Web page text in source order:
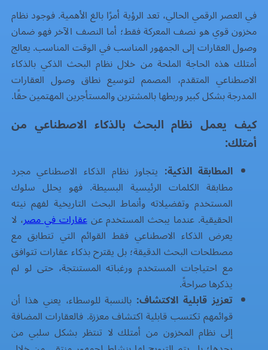
في العصر الرقمي الحالي، تعد الرؤية أمرًا بالغ الأهمية. فوجود نظام
مخزون قوي هو نصف المعركة فقط؛ أما النصف الآخر فهو ضمان
وصول العقارات إلى الجمهور المناسب في الوقت المناسب. يعالج
أمتلك هذه الحاجة الملحة من خلال نظام البحث الذكي بالذكاء
الاصطناعي المتقدم، المصمم لتوسيع نطاق وصول العقارات
المدرجة بشكل كبير وربطها بالمشترين والمستأجرين المهتمين حقًا.
كيف يعمل نظام البحث بالذكاء الاصطناعي من
أمتلك:
المطابقة الذكية: يتجاوز نظام الذكاء الاصطناعي مجرد
مطابقة الكلمات الرئيسية البسيطة. فهو يحلل سلوك
المستخدم وتفضيلاته وأنماط البحث التاريخية لفهم نيته
الحقيقية. عندما يبحث المستخدم عنعقارات في مصر، لا
يعرض الذكاء الاصطناعي فقط القوائم التي تتطابق مع
مصطلحات البحث الدقيقة؛ بل يقترح بذكاء عقارات تتوافق
مع احتياجات المستخدم ورغباته المستنتجة، حتى لو لم
يذكرها صراحةً.
تعزيز قابلية الاكتشاف: بالنسبة للوسطاء، يعني هذا أن
قوائمهم تكتسب قابلية اكتشاف معززة. فالعقارات المضافة
إلى نظام المخزون من أمتلك لا تنتظر بشكل سلبي من